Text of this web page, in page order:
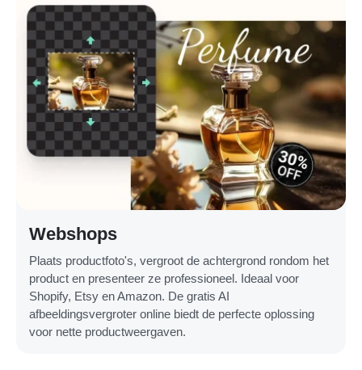
Webshops
Plaats productfoto's, vergroot de achtergrond rondom het
product en presenteer ze professioneel. Ideaal voor
Shopify, Etsy en Amazon. De gratis AI
afbeeldingsvergroter online biedt de perfecte oplossing
voor nette productweergaven.